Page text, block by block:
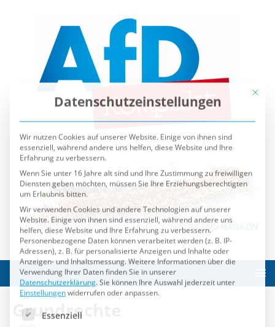
Grundrechte
Datenschutzeinstellungen
Wir nutzen Cookies auf unserer Website. Einige von ihnen sind
essenziell, während andere uns helfen, diese Website und Ihre
Erfahrung zu verbessern.
Wenn Sie unter 16 Jahre alt sind und Ihre Zustimmung zu freiwilligen
Diensten geben möchten, müssen Sie Ihre Erziehungsberechtigten
um Erlaubnis bitten.
Wir verwenden Cookies und andere Technologien auf unserer
Website. Einige von ihnen sind essenziell, während andere uns
helfen, diese Website und Ihre Erfahrung zu verbessern.
Personenbezogene Daten können verarbeitet werden (z. B. IP-
Adressen), z. B. für personalisierte Anzeigen und Inhalte oder
Anzeigen- und Inhaltsmessung.Weitere Informationen über die
Verwendung Ihrer Daten finden Sie in unserer
Datenschutzerklärung.Sie können Ihre Auswahl jederzeit unter
Einstellungenwiderrufen oder anpassen.
Es folgt eine Liste der Service-Gruppen, für die eine
Essenziell
Externe Medien
Speichern